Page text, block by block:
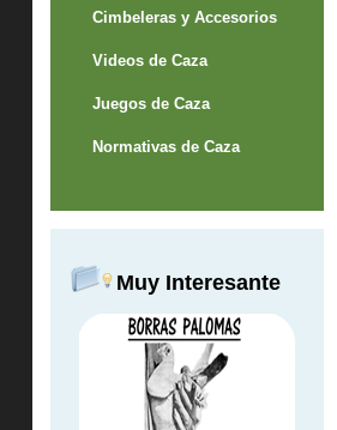
Cimbeleras y Accesorios
Videos de Caza
Juegos de Caza
Normativas de Caza
Muy Interesante